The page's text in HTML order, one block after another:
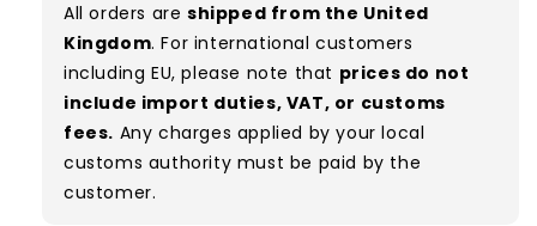
Please note:As these are vintage/used
garments, a small percentage (5–10%) may
have minor flaws such as small tears, holes, or
stains. While we carefully inspect all items, a
degree of human error is possible. Condition
can vary slightly between pieces, and some
All orders are shipped from the United
Kingdom. For international customers
including EU, please note that prices do not
include import duties, VAT, or customs
fees. Any charges applied by your local
customs authority must be paid by the
customer.